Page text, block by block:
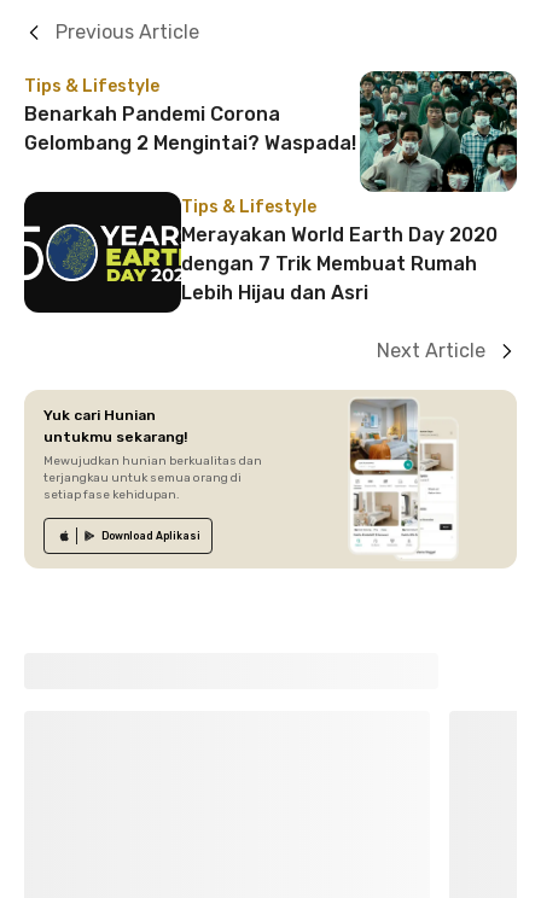
Tips & Lifestyle
Benarkah Pandemi Corona
Gelombang 2 Mengintai? Waspada!
Previous Article
Tips & Lifestyle
Merayakan World Earth Day 2020
dengan 7 Trik Membuat Rumah
Lebih Hijau dan Asri
Next Article
Yuk cari Hunian
untukmu sekarang!
Mewujudkan hunian berkualitas dan
terjangkau untuk semua orang di
setiap fase kehidupan.
Download Aplikasi